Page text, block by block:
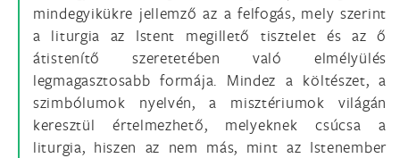
mindegyikükre jellemző az a felfogás, mely szerint
a liturgia az Istent megillető tisztelet és az ő
átistenítő szeretetében való elmélyülés
legmagasztosabb formája. Mindez a költészet, a
szimbólumok nyelvén, a misztériumok világán
keresztül értelmezhető, melyeknek csúcsa a
liturgia, hiszen az nem más, mint az Istenember